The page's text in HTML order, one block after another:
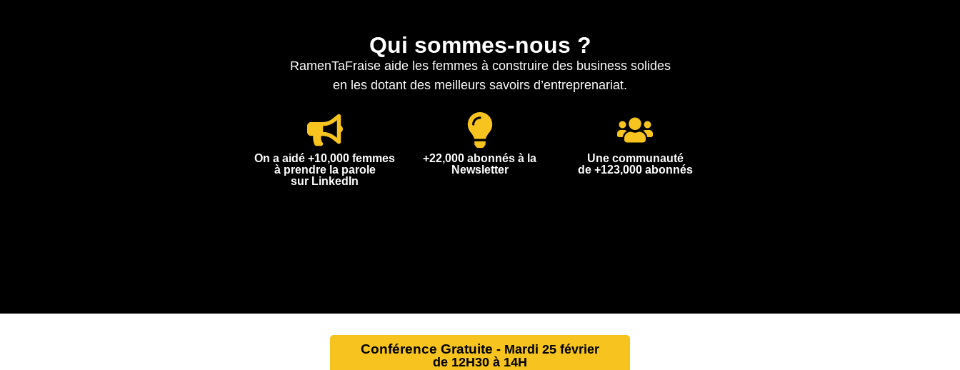
Qui sommes-nous ?
RamenTaFraise aide les femmes à construire des business solides
en les dotant des meilleurs savoirs d’entreprenariat.
On a aidé +10,000 femmes
à prendre la parole
sur LinkedIn
+22,000 abonnés à la
Newsletter
Une communauté
de +123,000 abonnés
Conférence Gratuite - Mardi 25 février
de 12H30 à 14H